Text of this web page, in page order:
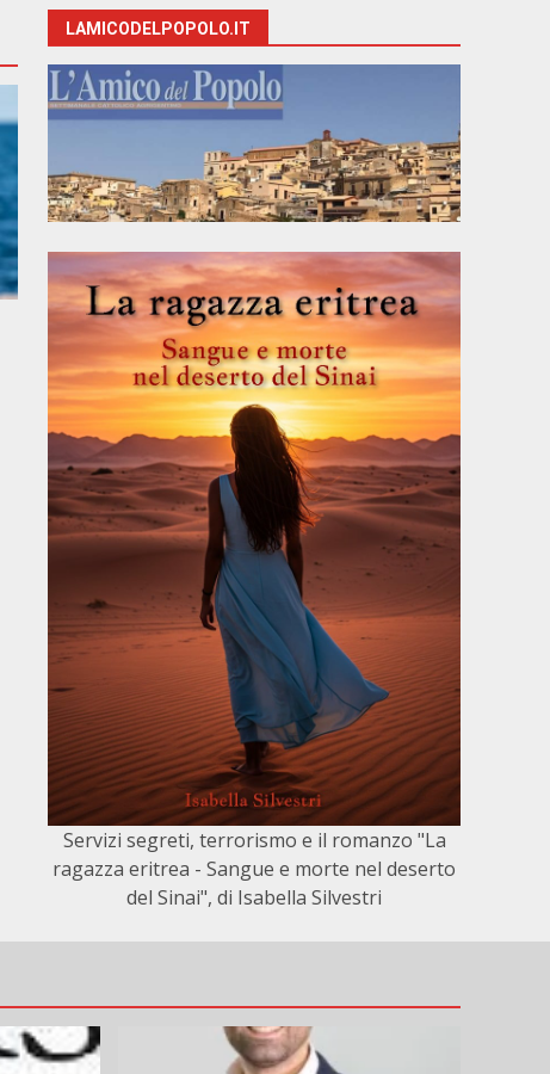
LAMICODELPOPOLO.IT
Servizi segreti, terrorismo e il romanzo "La
ragazza eritrea - Sangue e morte nel deserto
del Sinai", di Isabella Silvestri